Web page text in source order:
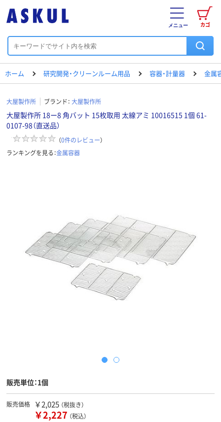
カゴ
メニュー
ホーム 研究開発・クリーンルーム用品 容器・計量器 金属
大屋製作所 ブランド： 大屋製作所
大屋製作所 18ー8 角バット 15枚取用 太線アミ 10016515 1個 61-
0107-98（直送品）
（0件のレビュー）
ランキングを見る：金属容器
販売単位：1個
販売価格 ￥2,025 （税抜き）
￥2,227 （税込）